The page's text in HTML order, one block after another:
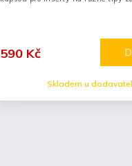
Skladem u
590 Kč